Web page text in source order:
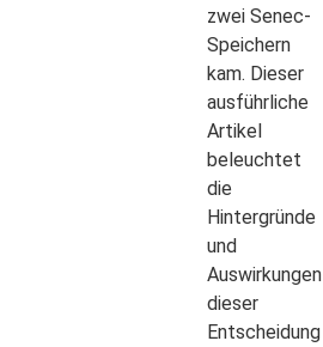
zwei Senec-
Speichern
kam. Dieser
ausführliche
Artikel
beleuchtet
die
Hintergründe
und
Auswirkungen
dieser
Entscheidung